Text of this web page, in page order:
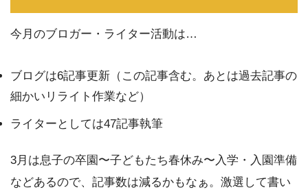
今月のブロガー・ライター活動は…
ブログは6記事更新（この記事含む。あとは過去記事の
細かいリライト作業など）
ライターとしては47記事執筆
3月は息子の卒園〜子どもたち春休み〜入学・入園準備
などあるので、記事数は減るかもなぁ。激選して書い